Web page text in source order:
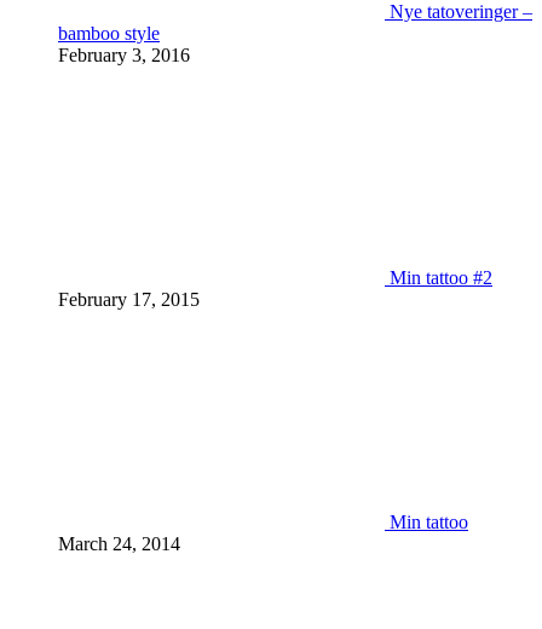
Nye tatoveringer –
bamboo style
February 3, 2016
Min tattoo #2
February 17, 2015
Min tattoo
March 24, 2014